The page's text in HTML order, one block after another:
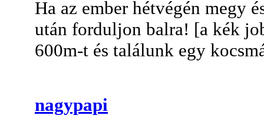
Ha az ember hétvégén megy
után forduljon balra! [a kék
600m-t és találunk egy
nagypapi